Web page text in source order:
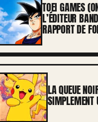
TOEI GAMES
L’ÉDITEUR
RAPPORT DE
LA QUEUE
SIMPLEMENT